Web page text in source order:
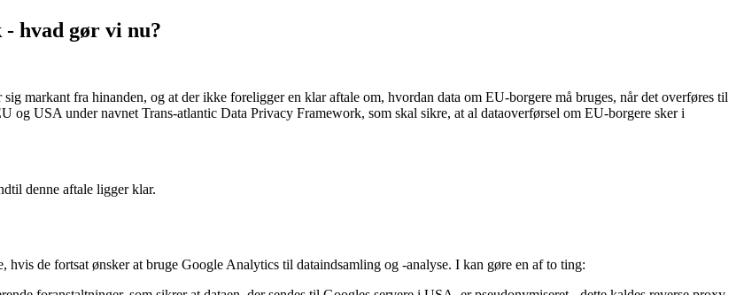
gør vi nu?
og USA under navnet Trans-atlantic Data Privacy Framework, som skal sikre, at al dataoverførsel om EU-borgere sker i
denne aftale ligger klar.